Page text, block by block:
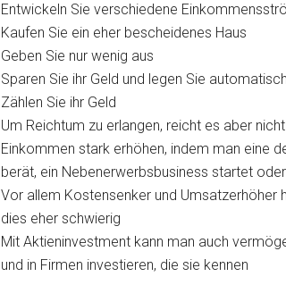
Entwickeln Sie verschiedene
Kaufen Sie ein eher bescheidenes Haus
Geben Sie nur wenig aus
Sparen Sie ihr Geld und legen Sie
Zählen Sie ihr Geld
Um Reichtum zu erlangen, reicht es aber
Einkommen stark erhöhen, indem man eine
berät, ein Nebenerwerbsbusiness startet
Vor allem Kostensenker und Umsatzerhöher
dies eher schwierig
Mit Aktieninvestment kann man auch
und in Firmen investieren, die sie kennen